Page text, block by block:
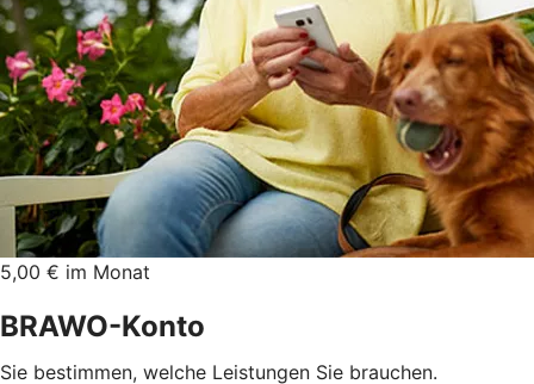
5,00 € im Monat
BRAWO-Konto
Sie bestimmen, welche Leistungen Sie brauchen.